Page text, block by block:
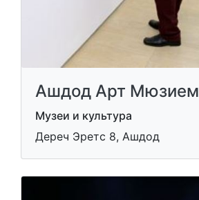
Ашдод Арт Мюзием
Музеи и культура
Дереч Эретс 8, Ашдод